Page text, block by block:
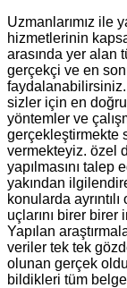
Uzmanlarımız ile
hizmetlerinin
arasında yer alan
gerçekçi ve en
sizler için en
yöntemler ve
gerçekleştirmekte
vermekteyiz. özel
yapılmasını talep
yakından
konularda
uçlarını birer birer
Yapılan
veriler tek tek
olunan gerçek
bildikleri tüm